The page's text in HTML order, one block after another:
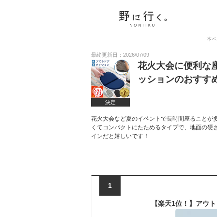
本
最終更新日：2026/07/09
決定
花火大会に便利な
ッションのおすす
花火大会など夏のイベントで長時間座ること
くてコンパクトにたためるタイプで、地面の
インだと嬉しいです！
1